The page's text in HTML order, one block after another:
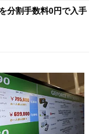
分割手数料0円で入手